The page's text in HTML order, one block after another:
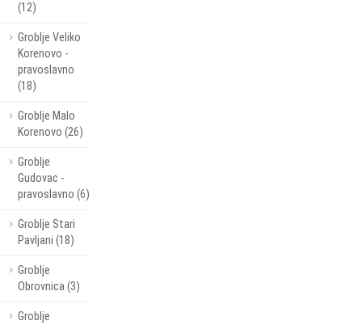
(12)
Groblje Veliko
Korenovo -
pravoslavno
(18)
Groblje Malo
Korenovo (26)
Groblje
Gudovac -
pravoslavno (6)
Groblje Stari
Pavljani (18)
Groblje
Obrovnica (3)
Groblje